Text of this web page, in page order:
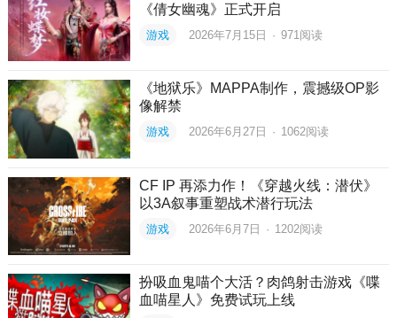
《倩女幽魂》正式开启
游戏 2026年7月15日 · 971 阅读
《地狱乐》MAPPA制作，震撼级OP影
像解禁
游戏 2026年6月27日 · 1062阅读
CF IP 再添力作！《穿越火线：潜伏》
以3A叙事重塑战术潜行玩法
游戏 2026年6月7日 · 1202阅读
扮吸血鬼喵个大活？肉鸽射击游戏《喋
血喵星人》免费试玩上线